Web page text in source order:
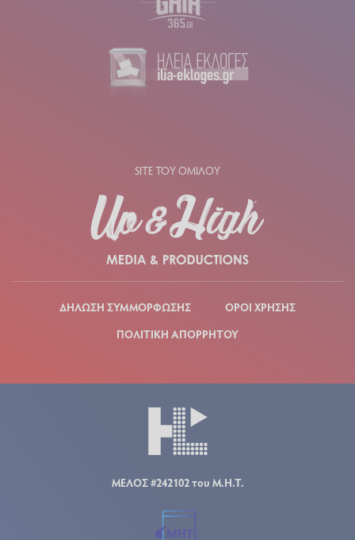
SITE ΤΟΥ ΟΜΙΛΟΥ
ΔΗΛΩΣΗ ΣΥΜΜΟΡΦΩΣΗΣ
ΟΡΟΙ ΧΡΗΣΗΣ
ΠΟΛΙΤΙΚΗ ΑΠΟΡΡΗΤΟΥ
ΜΕΛΟΣ #242102 του Μ.Η.Τ.